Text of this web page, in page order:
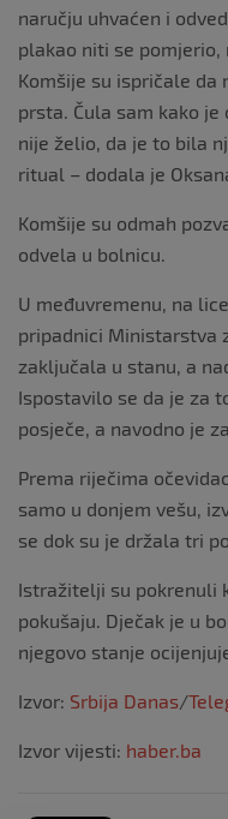
naručju uhvaćen i
plakao niti se
Komšije su ispričale da
prsta. Čula sam kako
nije želio, da je to bila
ritual – dodala je
Komšije su odmah
odvela u bolnicu.
U međuvremenu, na
pripadnici Ministarstva
zaključala u stanu, a
Ispostavilo se da je za
posječe, a navodno je
Prema riječima
samo u donjem vešu,
se dok su je držala tri
Istražitelji su pokrenuli
pokušaju. Dječak je u
njegovo stanje
Izvor: Srbija Danas/
Izvor vijesti: haber.ba